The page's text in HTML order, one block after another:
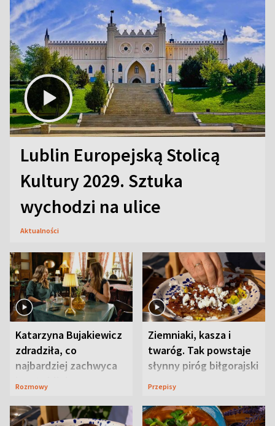
Lublin Europejską Stolicą
Kultury 2029. Sztuka
wychodzi na ulice
Aktualności
Katarzyna Bujakiewicz
zdradziła, co
najbardziej zachwyca
ją w Lublinie
Rozmowy
Ziemniaki, kasza i
twaróg. Tak powstaje
słynny piróg biłgorajski
Przepisy